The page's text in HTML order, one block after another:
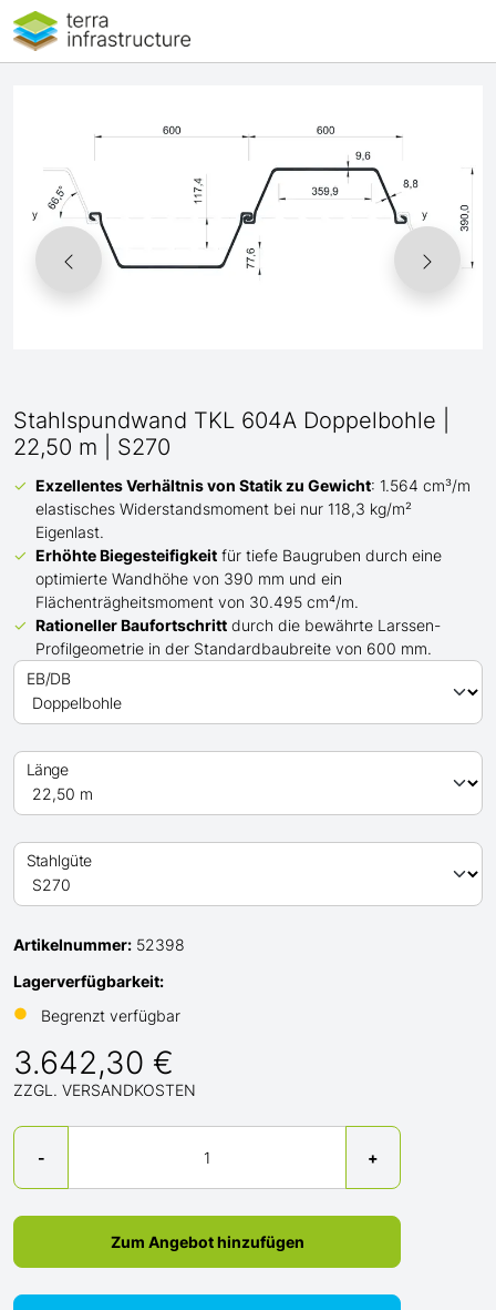
Stahlspundwand TKL 604A Doppelbohle |
22,50 m | S270
Exzellentes Verhältnis von Statik zu Gewicht: 1.564 cm³/m
elastisches Widerstandsmoment bei nur 118,3 kg/m²
Eigenlast.
Erhöhte Biegesteifigkeit für tiefe Baugruben durch eine
optimierte Wandhöhe von 390 mm und ein
Flächenträgheitsmoment von 30.495 cm⁴/m.
Rationeller Baufortschritt durch die bewährte Larssen-
Profilgeometrie in der Standardbaubreite von 600 mm.
EB/DB
Länge
Stahlgüte
Artikelnummer: 52398
Lagerverfügbarkeit:
●
Begrenzt verfügbar
3.642,30 €
ZZGL. VERSANDKOSTEN
-
Menge
+
Zum Angebot hinzufügen